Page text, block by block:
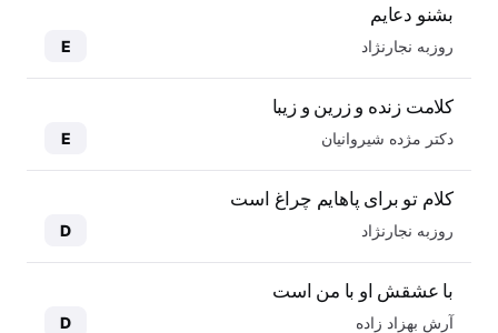
بشنو دعایم
روزبه نجارنژاد E
کلامت زنده و زرین و زیبا
دکتر مژده شیروانیان E
کلام تو برای پاهایم چراغ است
روزبه نجارنژاد D
با عشقش او با من است
آرش بهزاد زاده D